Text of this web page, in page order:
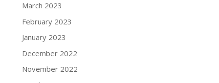
March 2023
February 2023
January 2023
December 2022
November 2022